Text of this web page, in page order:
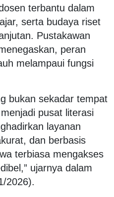
terbantu dalam
serta budaya riset
Pustakawan
peran
melampaui fungsi
bukan sekadar tempat
pusat literasi
layanan
dan berbasis
terbiasa mengakses
ujarnya dalam
2026).